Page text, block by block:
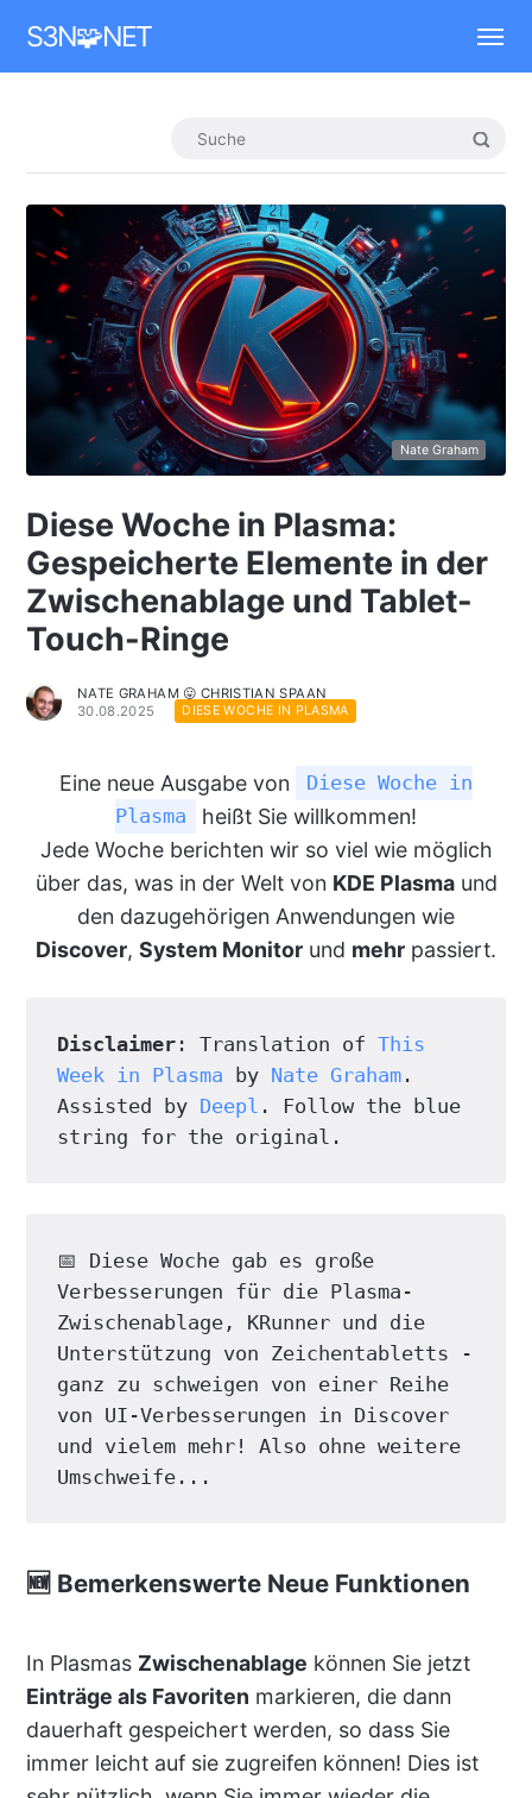
S3N🧩NET
Nate Graham
Diese Woche in Plasma:
Gespeicherte Elemente in der
Zwischenablage und Tablet-
Touch-Ringe
NATE GRAHAM 😛 CHRISTIAN SPAAN
30.08.2025
DIESE WOCHE IN PLASMA
Eine neue Ausgabe von
Diese Woche in
Plasma
heißt Sie willkommen!
Jede Woche berichten wir so viel wie möglich
über das, was in der Welt von KDE Plasmaund
den dazugehörigen Anwendungen wie
Discover, System Monitor und mehr passiert.
Disclaimer: Translation of This
Week in Plasma by Nate Graham.
Assisted by Deepl . Follow the blue
string for the original.
📅 Diese Woche gab es große
Verbesserungen für die Plasma-
Zwischenablage, KRunner und die
Unterstützung von Zeichentabletts -
ganz zu schweigen von einer Reihe
von UI-Verbesserungen in Discover
und vielem mehr! Also ohne weitere
Umschweife...
🆕 Bemerkenswerte Neue Funktionen
In Plasmas Zwischenablage können Sie jetzt
Einträge als Favoriten markieren, die dann
dauerhaft gespeichert werden, so dass Sie
immer leicht auf sie zugreifen können! Dies ist